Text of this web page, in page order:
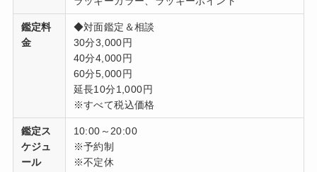
鑑定料
金
◆対面鑑定＆相談
30分3,000円
40分4,000円
60分5,000円
延長10分1,000円
※すべて税込価格
鑑定ス
ケジュ
ール
10:00～20:00
※予約制
※不定休